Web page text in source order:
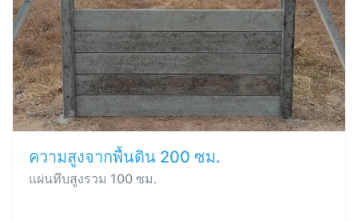
ความสูงจากพื้นดิน 200 ซม.
แผ่นทึบสูงรวม 100 ซม.